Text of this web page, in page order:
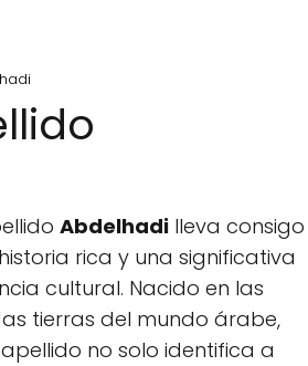
Abdelhadi lleva consigo
rica y una significativa
cultural. Nacido en las
tierras del mundo árabe,
no solo identifica a